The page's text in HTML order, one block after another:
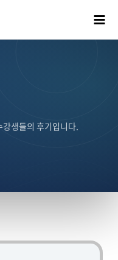
생들의 후기입니다.